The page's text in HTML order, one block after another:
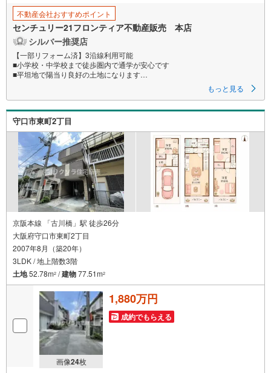
す
る
不動産会社おすすめポイント
センチュリー21フロンティア不動産販売 本店
シルバー推奨店
【一部リフォーム済】3沿線利用可能
■小学校・中学校まで徒歩圏内で通学が安心です
■平坦地で陽当り良好の土地になります
特徴
・周辺環境充実！スーパー、薬局、病院徒歩7分以内
・徒歩圏内に公園があり、子育て世代のファミリーにもおススメです
立地
・守口市立梶小学校まで徒歩約7分
・守口市立梶中学校まで徒歩約5分
弊社が選ばれる理由
1.お金の扱い方のプロ、ファイナンシャルプランナーが資金計画をサポー
ト！
2.買い替えなどにも対応できる売却専門チームあり！
3.たくさんの銀行と繋がりがあるため、最も低金利になるように審査が可
能！
4.物件のお引渡し後に必要になったお家のリフォームも弊社のリフォームプ
ランナーがご提案！
5.定期的にご連絡を繋ぎ、有事の際に迅速にサポートいたします
弊社は専門家同士が連携をとっているため、より多くの知見がございま
す。
お気軽にお問合せください
もっと見る
守口市東町2丁目
京阪本線 「古川橋」駅 徒歩26分
大阪府守口市東町2丁目
2007年8月（築20年）
3LDK / 地上階数3階
土地52.78m2 /建物77.51m2
画像24枚
1,880万円
成約でもらえる